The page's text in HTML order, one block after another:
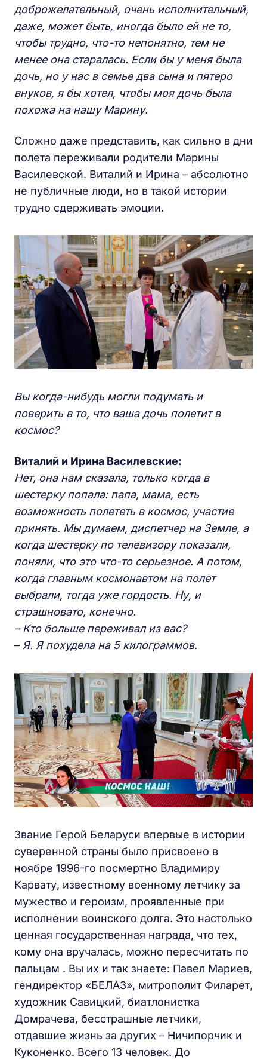
доброжелательный, очень исполнительный,
даже, может быть, иногда было ей не то,
чтобы трудно, что-то непонятно, тем не
менее она старалась. Если бы у меня была
дочь, но у нас в семье два сына и пятеро
внуков, я бы хотел, чтобы моя дочь была
похожа на нашу Марину.
Сложно даже представить, как сильно в дни
полета переживали родители Марины
Василевской. Виталий и Ирина – абсолютно
не публичные люди, но в такой истории
трудно сдерживать эмоции.
Вы когда-нибудь могли подумать и
поверить в то, что ваша дочь полетит в
космос?
Виталий и Ирина Василевские:
Нет, она нам сказала, только когда в
шестерку попала: папа, мама, есть
возможность полететь в космос, участие
принять. Мы думаем, диспетчер на Земле, а
когда шестерку по телевизору показали,
поняли, что это что-то серьезное. А потом,
когда главным космонавтом на полет
выбрали, тогда уже гордость. Ну, и
страшновато, конечно.
– Кто больше переживал из вас?
– Я. Я похудела на 5 килограммов.
Звание Герой Беларуси впервые в истории
суверенной страны было присвоено в
ноябре 1996-го посмертно Владимиру
Карвату, известному военному летчику за
мужество и героизм, проявленные при
исполнении воинского долга. Это настолько
ценная государственная награда, что тех,
кому она вручалась, можно пересчитать по
пальцам . Вы их и так знаете: Павел Мариев,
гендиректор «БЕЛАЗ», митрополит Филарет,
художник Савицкий, биатлонистка
Домрачева, бесстрашные летчики,
отдавшие жизнь за других – Ничипорчик и
Куконенко. Всего 13 человек. До